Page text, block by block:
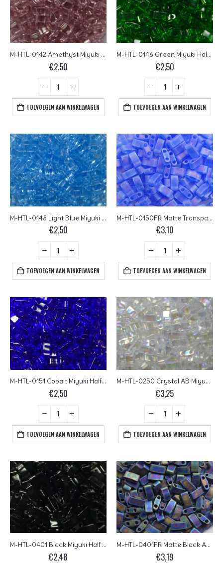
M-HTL-0142 Amethyst Miyuki Half Tila Beads 5×2,3 mm
€2,50
TOEVOEGEN AAN WINKELWAGEN
M-HTL-0146 Green Miyuki Half Tila Beads 5×2,3 mm
€2,50
TOEVOEGEN AAN WINKELWAGEN
M-HTL-0148 Light Blue Miyuki Half Tila Beads 5×2,3 mm
€2,50
TOEVOEGEN AAN WINKELWAGEN
M-HTL-0150FR Matte Transparent Sapphire AB Miyuki Half Tila Beads 5×2,3 mm
€3,10
TOEVOEGEN AAN WINKELWAGEN
M-HTL-0151 Cobalt Miyuki Half Tila Beads 5×2,3 mm
€2,50
TOEVOEGEN AAN WINKELWAGEN
M-HTL-0250 Crystal AB Miyuki Half Tila Beads 5×2,3 mm
€3,25
TOEVOEGEN AAN WINKELWAGEN
M-HTL-0401 Black Miyuki Half Tila Beads 5×2,3 mm
€2,48
M-HTL-0401FR Matte Black AB Miyuki Half Tila Beads 5×2,3 mm
€3,19